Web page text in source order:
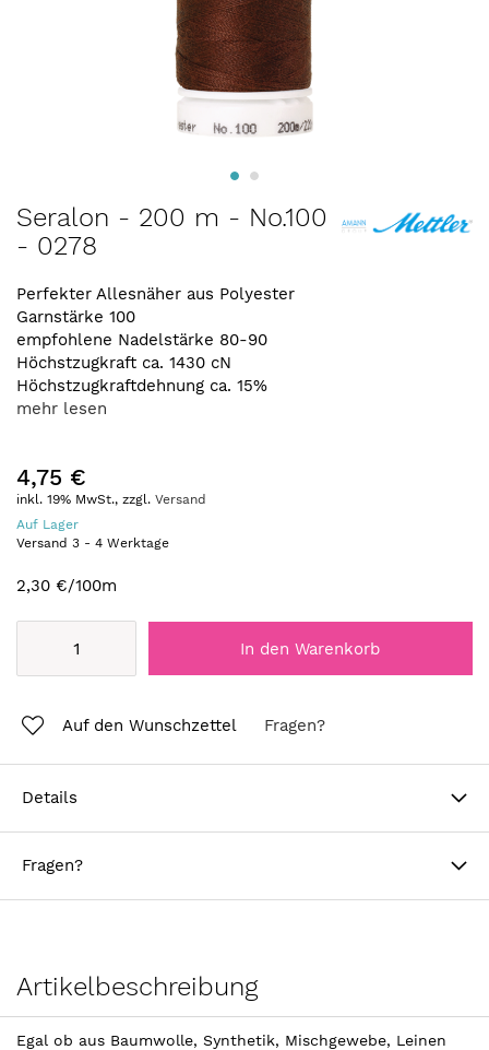
Anfang
der
springen
Seralon - 200 m - No.100
- 0278
Perfekter Allesnäher aus Polyester
Garnstärke 100
empfohlene Nadelstärke 80-90
Höchstzugkraft ca. 1430 cN
Höchstzugkraftdehnung ca. 15%
mehr lesen
4,75 €
inkl. 19% MwSt., zzgl. Versand
Auf Lager
Versand 3 - 4 Werktage
2,30 €/100m
In den Warenkorb
Auf den Wunschzettel Fragen?
Details
Fragen?
Artikelbeschreibung
Egal ob aus Baumwolle, Synthetik, Mischgewebe, Leinen